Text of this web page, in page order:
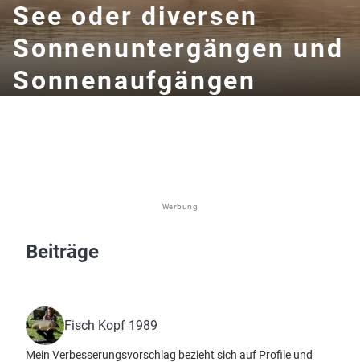
See oder diversen
Sonnenuntergängen und
Sonnenaufgängen
Werbung
Beiträge
Fisch Kopf 1989
Mein Verbesserungsvorschlag bezieht sich auf Profile und